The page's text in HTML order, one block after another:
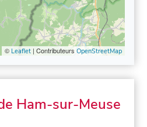
© Leaflet| Contributeurs OpenStreetMap
Ham-sur-Meuse